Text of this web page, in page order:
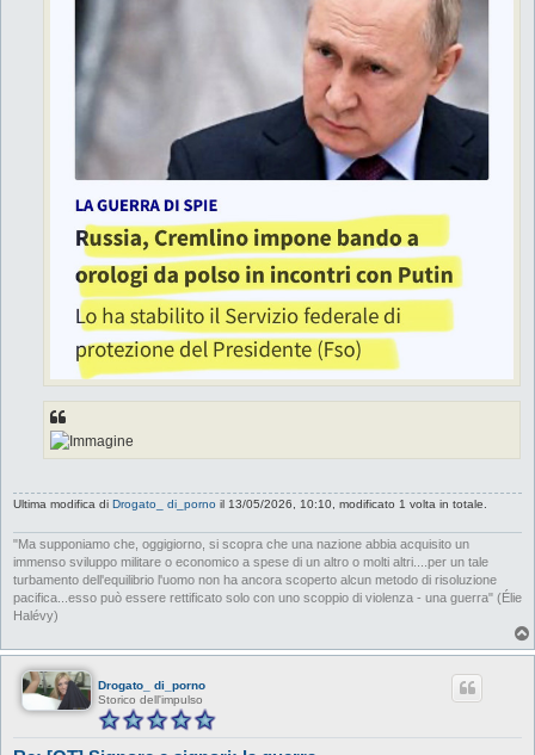
Ultima modifica di Drogato_ di_porno il 13/05/2026, 10:10, modificato 1 volta in totale.
"Ma supponiamo che, oggigiorno, si scopra che una nazione abbia acquisito un
immenso sviluppo militare o economico a spese di un altro o molti altri....per un tale
turbamento dell'equilibrio l'uomo non ha ancora scoperto alcun metodo di risoluzione
pacifica...esso può essere rettificato solo con uno scoppio di violenza - una guerra" (Élie
Halévy)
Drogato_ di_porno
Storico dell'impulso